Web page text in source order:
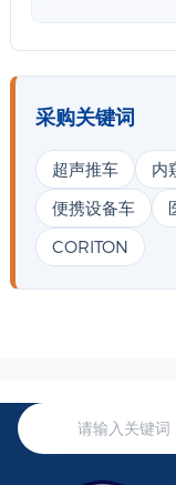
采购关键词
超声推车 内
便携设备车
CORITON